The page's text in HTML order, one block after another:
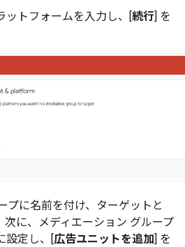
トフォームを入力し、[ 続行 ] を
プに名前を付け、ターゲットと
次に、メディエーション グループ
設定し、[ 広告ユニットを追加 ] を